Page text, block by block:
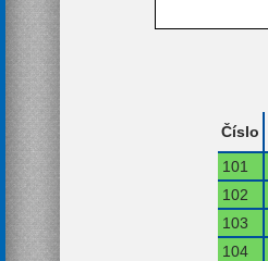
Číslo
101
102
103
104